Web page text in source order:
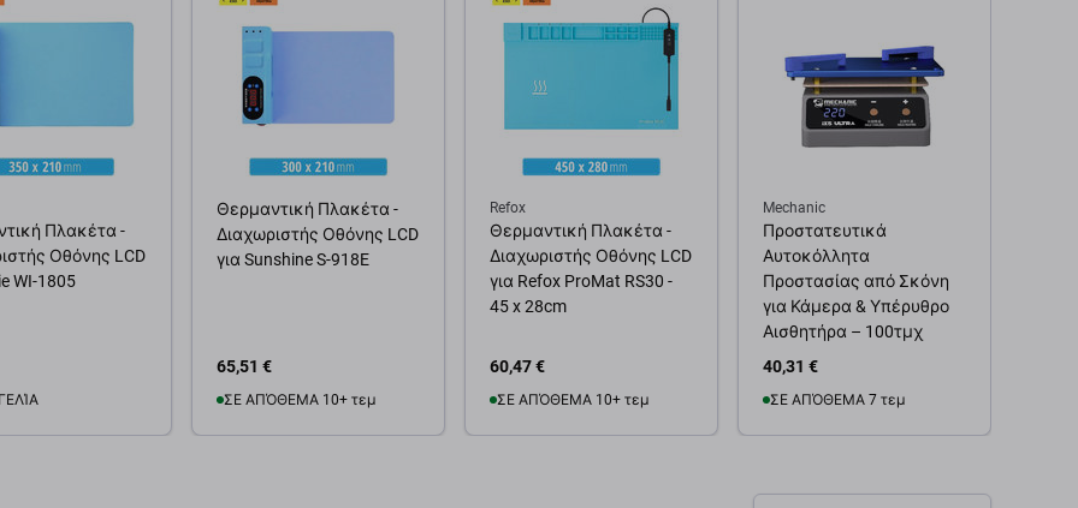
Πλακέτα -
Οθόνης LCD
WI-1805
Θερμαντική Πλακέτα -
Διαχωριστής Οθόνης LCD
για Sunshine S-918E
65,51 €
ΣΕ ΑΠΌΘΕΜΑ 10+ τεμ
Refox
Θερμαντική Πλακέτα -
Διαχωριστής Οθόνης LCD
για Refox ProMat RS30 -
45 x 28cm
60,47 €
ΣΕ ΑΠΌΘΕΜΑ 10+ τεμ
Mechanic
Προστατευτικά
Αυτοκόλλητα
Προστασίας από Σκόνη
για Κάμερα & Υπέρυθρο
Αισθητήρα – 100τμχ
40,31 €
ΣΕ ΑΠΌΘΕΜΑ 7 τεμ